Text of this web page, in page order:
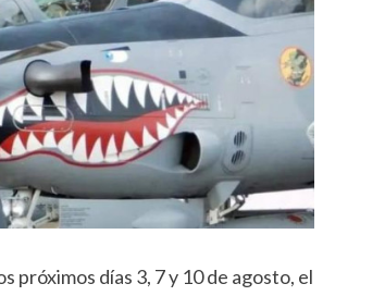
días 3, 7 y 10 de agosto, el